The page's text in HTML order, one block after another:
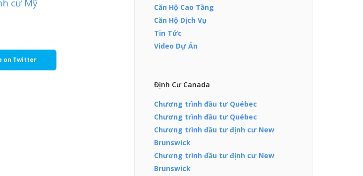
cư Mỹ
on Twitter
Căn Hộ Cao Tầng
Căn Hộ Dịch Vụ
Tin Tức
Video Dự Án
Định Cư Canada
Chương trình đầu tư Québec
Chương trình đầu tư Québec
Chương trình đầu tư định cư New
Brunswick
Chương trình đầu tư định cư New
Brunswick